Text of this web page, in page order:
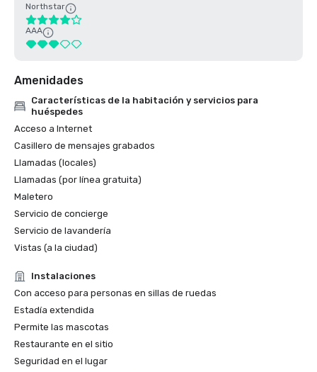
Northstar
AAA
Amenidades
Características de la habitación y servicios para
huéspedes
Acceso a Internet
Casillero de mensajes grabados
Llamadas (locales)
Llamadas (por línea gratuita)
Maletero
Servicio de concierge
Servicio de lavandería
Vistas (a la ciudad)
Instalaciones
Con acceso para personas en sillas de ruedas
Estadía extendida
Permite las mascotas
Restaurante en el sitio
Seguridad en el lugar